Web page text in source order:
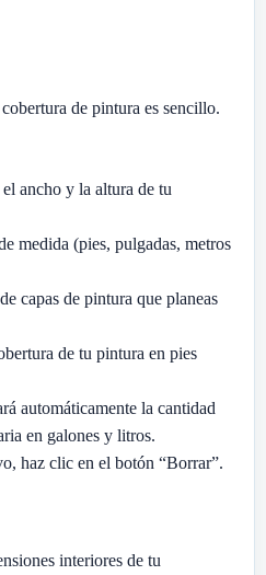
de pintura es sencillo.
ancho y la altura de tu
medida (pies, pulgadas, metros
capas de pintura que planeas
de tu pintura en pies
automáticamente la cantidad
en galones y litros.
haz clic en el botón “Borrar”.
interiores de tu